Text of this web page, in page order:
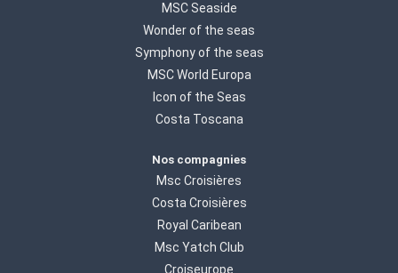
MSC Seaside
Wonder of the seas
Symphony of the seas
MSC World Europa
Icon of the Seas
Costa Toscana
Nos compagnies
Msc Croisières
Costa Croisières
Royal Caribean
Msc Yatch Club
Croiseurope